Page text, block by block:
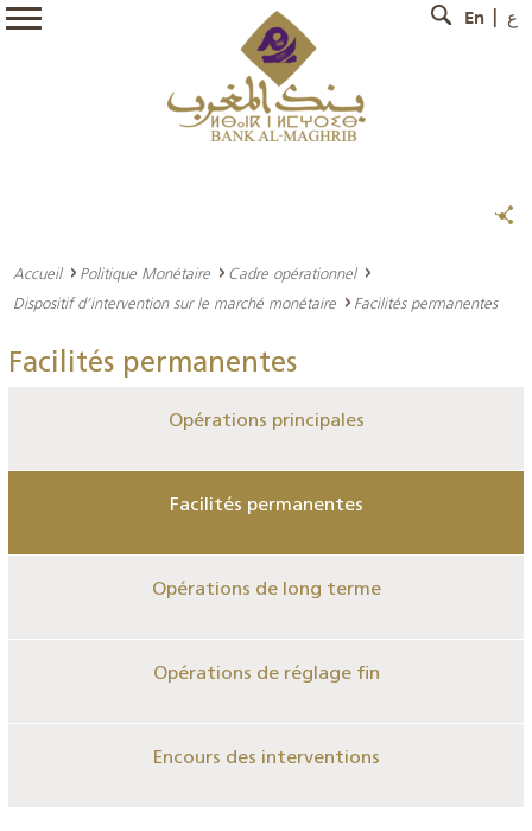
En ع
Accueil Politique Monétaire
Cadre opérationnel
Dispositif d’intervention sur le marché monétaire
Facilités permanentes
Facilités permanentes
Opérations principales
Facilités permanentes
Opérations de long terme
Opérations de réglage fin
Encours des interventions